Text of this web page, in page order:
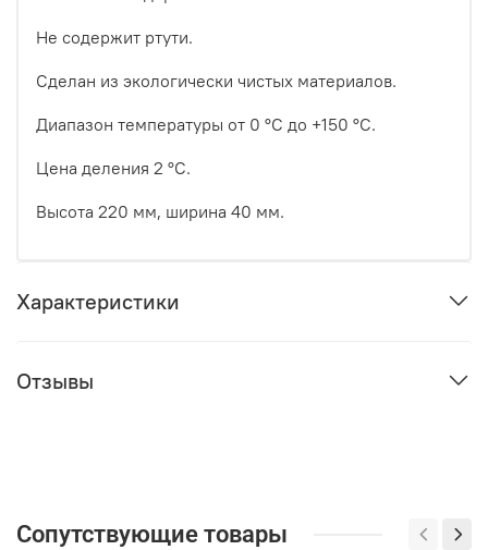
Не содержит ртути.
Сделан из экологически чистых материалов.
Диапазон температуры от 0 °C до +150 °C.
Цена деления 2 °C.
Высота 220 мм, ширина 40 мм.
Характеристики
Отзывы
Сопутствующие товары